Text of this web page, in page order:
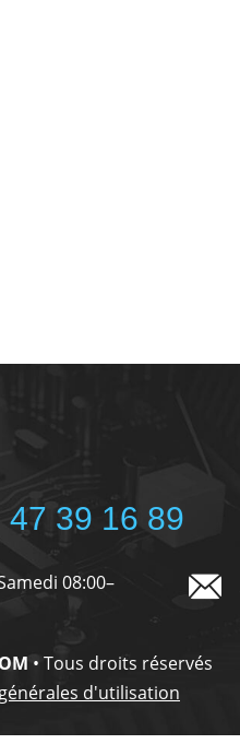
47 39 16 89
08:00–
• Tous droits réservés
d'utilisation